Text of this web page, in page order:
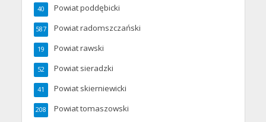
Powiat poddębicki
40
Powiat radomszczański
587
Powiat rawski
19
Powiat sieradzki
52
Powiat skierniewicki
41
Powiat tomaszowski
208